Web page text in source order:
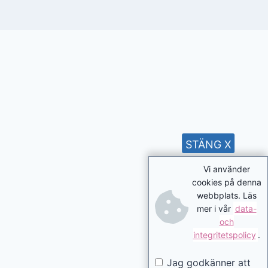
Vi använder
cookies på denna
webbplats. Läs
mer i vår data-
och
integritetspolicy .
Jag godkänner att
STÄNG X